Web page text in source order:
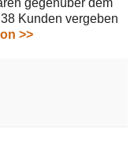
Kunden vergeben
>>